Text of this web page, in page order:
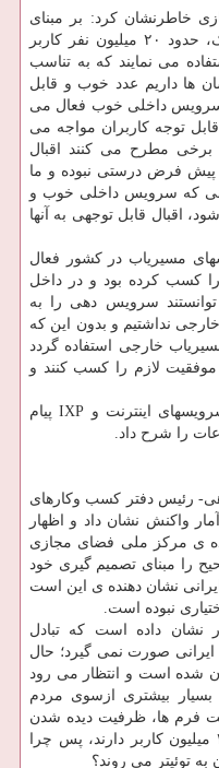
خاطرنشان کرد: بر مبنای
برآوردهای ما با حذف کاربران مشترک، حدود ۲۰ میلیون نفر کاربر
می نمایند که به تناسب
ها داریم عدد خوب و قابل
سرویس داخلی خوب فعال می
توجه کاربران مواجه می
مطرح می کنند اقبال
پیش فرض درستی نبوده و ما
مردم زمانی که سرویس داخلی خوب و
اقبال قابل توجهی به آنها
مسیریاب در کشور فعال
کسب کرده بود و در داخل
سرویس دهی را به
نداشتیم و بدون این که
خارجی استفاده گردد
لازم را کسب کنند و
او همینطور میزان ترافیک مصرفی سرویسهای اینترنت و IXP پیام
را شرح داد.
رئیس دفتر کسب وکارهای
واکنش نشان داد و اظهار
ی مرکز ملی فضای مجازی
را مبنای تصمیم گیری خود
نشان دهنده ی این است
نبوده است.
نشان داده است که تبادل
صورت نمی گیرد؛ حال
شده است و انتظار می رود
بیشتری ازسوی مردم
فرم ها، ظرفیت دیده شدن
در آنها است. اگر این پلت فرم ها ۲۰ میلیون کاربر دارند، پس چرا
توئیتر می روند؟